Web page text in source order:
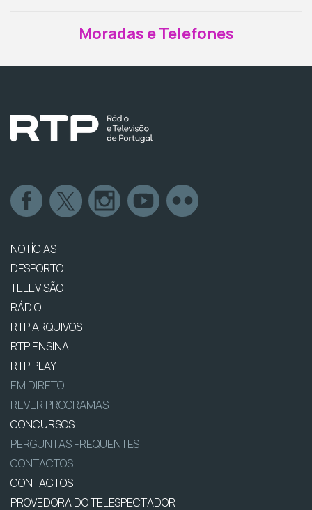
Moradas e Telefones
NOTÍCIAS
DESPORTO
TELEVISÃO
RÁDIO
RTP ARQUIVOS
RTP ENSINA
RTP PLAY
EM DIRETO
REVER PROGRAMAS
CONCURSOS
PERGUNTAS FREQUENTES
CONTACTOS
CONTACTOS
PROVEDORA DO TELESPECTADOR